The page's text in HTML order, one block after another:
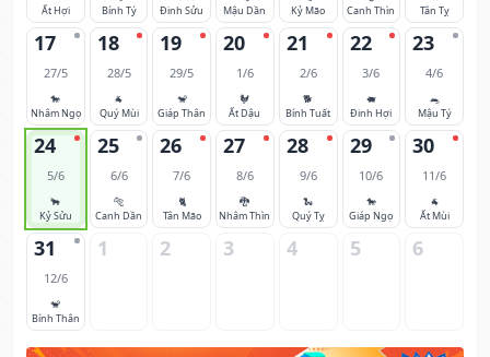
Ất Hợi
Bính Tý
Đinh Sửu
Mậu Dần
Kỷ Mão
Canh Thìn
Tân Tỵ
17
27/5
🐎
Nhâm Ngọ
18
28/5
🐐
Quý Mùi
19
29/5
🐒
Giáp Thân
20
1/6
🐓
Ất Dậu
21
2/6
🐕
Bính Tuất
22
3/6
🐖
Đinh Hợi
23
4/6
🐀
Mậu Tý
24
5/6
🐂
Kỷ Sửu
25
6/6
🐅
Canh Dần
26
7/6
🐈
Tân Mão
27
8/6
🐉
Nhâm Thìn
28
9/6
🐍
Quý Tỵ
29
10/6
🐎
Giáp Ngọ
30
11/6
🐐
Ất Mùi
31
12/6
🐒
Bính Thân
1 2 3 4 5 6